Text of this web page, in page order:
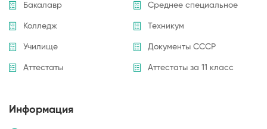
Бакалавр Среднее специальное
Колледж Техникум
Училище Документы СССР
Аттестаты Аттестаты за 11 класс
Информация